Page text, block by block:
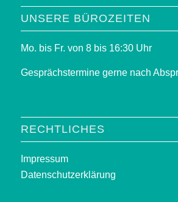
UNSERE BÜROZEITEN
Mo. bis Fr. von 8 bis 16:30 Uhr
Gesprächstermine gerne nach
RECHTLICHES
Impressum
Datenschutzerklärung